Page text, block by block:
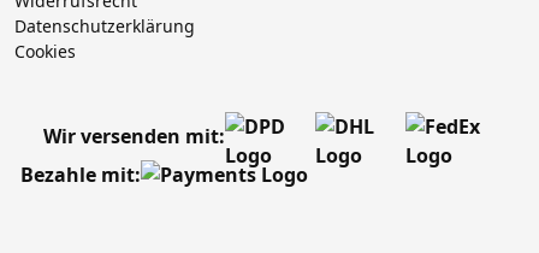
Datenschutzerklärung
Cookies
Wir versenden mit:
Bezahle mit: